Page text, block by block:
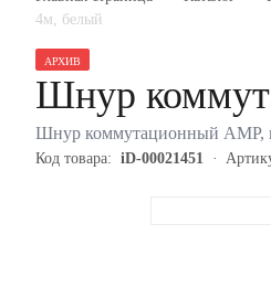
4м, белый
АРХИВ
Шнур
Шнур коммутационный AMP,
Код товара: iD-00021451